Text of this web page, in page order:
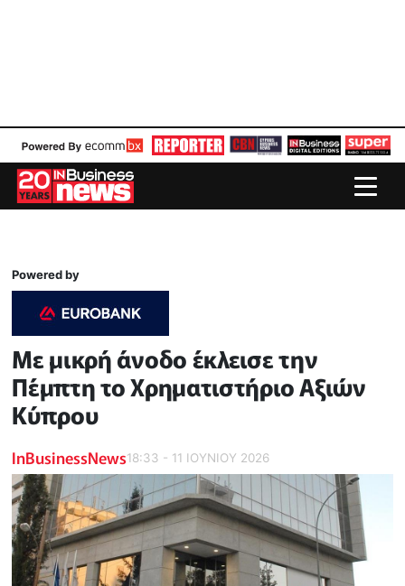
Powered by
Με μικρή άνοδο έκλεισε την
Πέμπτη το Χρηματιστήριο Αξιών
Κύπρου
InBusinessNews18:33 - 11 ΙΟΥΝΙΟΥ 2026